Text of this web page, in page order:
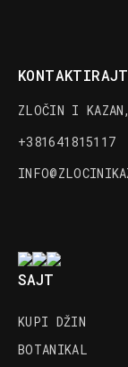
ZLOČIN I
+381641815117
SAJT
KUPI DŽIN
BOTANIKAL